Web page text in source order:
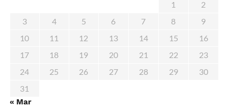
1
2
3
4 5 6 7 8
9
10
11 12 13 14 15
16
17
18 19 20 21 22
23
24
25 26 27 28 29
30
31
« Mar